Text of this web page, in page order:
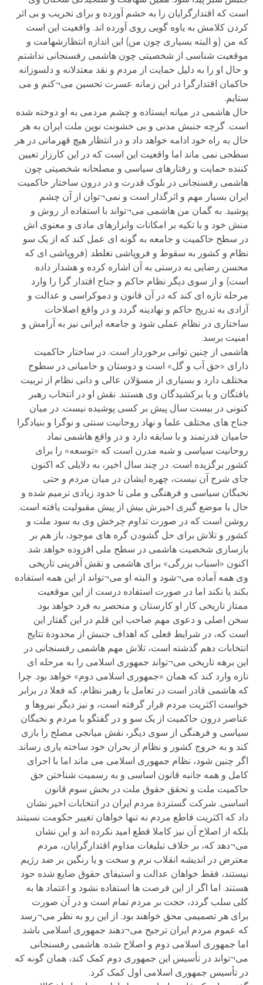
است که اقتدارگرایان را به خشم آورده و برای تخریب و بی اثر
کردن کلامش به یاوه گویی روی آورده اند. واقعیت این است
که من (و البته بسیاری چون من) این اندازه انتظارشهامت و
موقعیت شناسی از شخصیتی چون هاشمی رفسنجانی نداشتم
و حال او را به دلیل حمایت از مردم و نقد معتدلانه و دلسوزانه
حاکمان اقتدارگرا در این زمانه عسرت تحسین می¬کنم و می
ستایم.
حال هاشمی در میانه ایستاده و چشم مردمی به او دوخته شده
است. گرچه جنبش مدنی و بی خشونت نوین ملت ایران به هر
حال به راه خود ادامه خواهد داد و در انتظار هیچ قهرمانی در هر
سطحی نمی ماند اما واقعیت این است که در این کارزار تعیین
کننده حمایت و رفتارهای سیاسی و مصلحانه شخصیتی چون
هاشمی رفسنجانی در بلوک قدرت و در درون ساختار حاکمیت
ایران بسیار مهم و اثرگذار است و نمی¬توان از آن چشم
پوشید. به گمان من هاشمی می¬تواند با استفاده از روش و
منش خود و با تکیه بر امکانات وابزارهای مادی و معنوی اش
در سطح حاکمیت و جامعه به گونه ای عمل کند که از یک سو
نظام و کشور به سقوط و فروپاشی نغلطد (فروپاشی ای که
محسن رضایی به درستی به آن اشاره کرده و هشدار داده
است) و از سوی دیگر نظام حاکم و جناح اقتدار گرا را وارد
مرحله تازه ای کند که در آن قانون و دموکراسی و عدالت و
آزادی به تدریج حاکم و نهادینه گردد و در واقع اصلاحات
ساختاری در نظام عملی شود و جامعه ایرانی نیز به آرامش و
امنیت برسد.
هاشمی از چنین توانی برخوردار است. در ساختار حاکمیت
دارای «حق آب و گل» است و دوستان و حامیانی در سطوح
مختلف دارد و بسیاری از مسؤلان عالی و دانی نظام از تربیت
یافتگان و یا برکشیدگان وی هستند. نقش او در انتخاب رهبر
کنونی در بیست سال پیش بر کسی پوشیده نیست. در میان
جناح های مختلف علما و نهاد روحانیت سنتی و نوگرا و بنیادگرا
حامیان قدرتمند و با سابقه دارد و در واقع هاشمی نماد
روحانیت سیاسی و شبه مدرن است که «توسعه» را برای
کشور برگزیده است. در چند سال اخیر، به دلایلی که اکنون
جای شرح آن نیست، چهره ایشان در میان مردم و حتی
نخبگان سیاسی و فرهنگی و ملی تا حدود زیادی ترمیم شده و
حال با موضع گیری اخیرش بیش از پیش مقبولیت یافته است.
روشن است که در صورت تداوم چرخش وی به سود ملت و
کشور و تلاش برای حل گشودن گره های موجود، باز هم بر
بازسازی شخصیت هاشمی در سطح ملی افزوده خواهد شد.
اکنون «اسباب بزرگی» برای هاشمی و نقش آفرینی تاریخی
وی همه آماده می¬شود و البته او می¬تواند از این همه استفاده
بکند یا نکند اما در صورت استفاده درست از این موقعیت
ممتاز تاریخی کار او کارستان و منحصر به فرد خواهد بود.
سخن اصلی و دعوی مهم صاحب این قلم در این گفتار این
است که، در شرایط فعلی که اهداف جنبش از محدودة نتایج
انتخابات دهم گذشته است، تلاش مهم هاشمی رفسنجانی در
این برهه تاریخی می¬تواند جمهوری اسلامی را به مرحله ای
تازه وارد کند که همان «جمهوری اسلامی دوم» خواهد بود. چرا
که هاشمی قادر است در تعامل با رهبر نظام، که فعلا در برابر
خواست اکثریت مردم قرار گرفته است، و نیز دیگر نیروها و
عناصر درون حاکمیت از یک سو و در گفتگو با مردم و نخبگان
سیاسی و فرهنگی از سوی دیگر، نقش میانجی مصلح را بازی
کند و به خروج کشور و نظام از بحران خود ساخته یاری رساند.
اگر چنین شود، نظام جمهوری اسلامی می ماند اما با اجرای
کامل و همه جانبه قانون اساسی و به رسمیت شناختن حق
حاکمیت ملت و تحقق حقوق ملت در بخش سوم قانون
اساسی. شرکت گستردة مردم ایران در انتخابات اخیر نشان
داد که اکثریت قاطع مردم نه تنها خواهان تغییر حکومت نسیتند
بلکه از اصلاح آن نیز کاملا قطع امید نکرده اند و این نشان
می¬دهد که، بر خلاف تبلیغات مداوم اقتدارگرایان، مردم
معترض در اندیشه انقلاب نرم و سخت و یا رنگین بر ضد رژیم
نیستند، فقط خواهان عدالت و استیفای حقوق ضایع شده حود
هستند. اما اگر از این فرصت ها استفاده نشود و اعتماد ها به
کلی سلب گردد، حجت بر مردم تمام است و در آن صورت
برای هر تصمیمی محق خواهند بود. از این رو به نظر می¬رسد
که عموم مردم ایران ترجیح می¬دهند جمهوری اسلامی باشد
اما جمهوری اسلامی دوم و اصلاح شده. هاشمی رفسنجانی
می¬تواند در تأسیس این جمهوری دوم کمک کند، همان گونه که
در تأسیس جمهوری اسلامی اول کمک کرد.